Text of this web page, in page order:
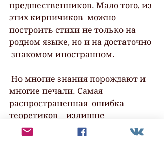
предшественников. Мало того, из
этих кирпичиков  можно
построить стихи не только на
родном языке, но и на достаточно
знакомом иностранном.
многие печали. Самая
распространенная  ошибка
теоретиков – излишне
перегруженные, неестественные